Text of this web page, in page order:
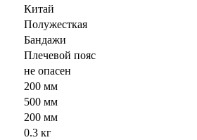
Китай
Полужесткая
Бандажи
Плечевой пояс
не опасен
200 мм
500 мм
200 мм
0.3 кг